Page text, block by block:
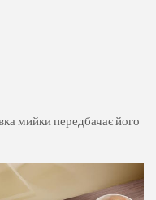
мийки передбачає його